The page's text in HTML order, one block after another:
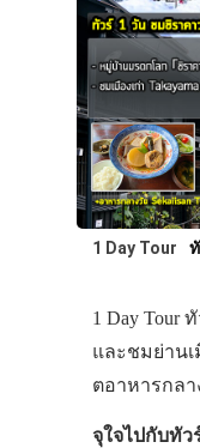
1 Day Tour
1 Day Tour
และชมย่านเ
ตอาหารกล
จุใจไปกับทัว